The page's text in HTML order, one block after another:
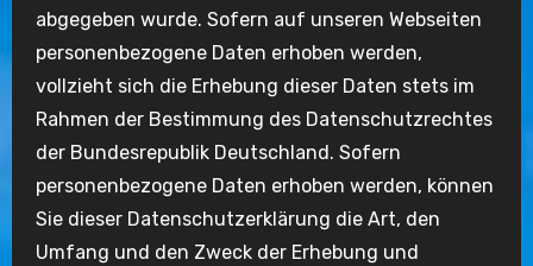
abgegeben wurde. Sofern auf unseren Webseiten
personenbezogene Daten erhoben werden,
vollzieht sich die Erhebung dieser Daten stets im
Rahmen der Bestimmung des Datenschutzrechtes
der Bundesrepublik Deutschland. Sofern
personenbezogene Daten erhoben werden, können
Sie dieser Datenschutzerklärung die Art, den
Umfang und den Zweck der Erhebung und